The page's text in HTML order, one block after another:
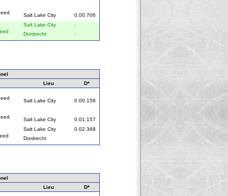
Salt Lake City
0.00.706
Salt Lake City
-
Dordrecht -
Lieu
D*
Salt Lake City 0.00.158
Salt Lake City
0.01.157
Salt Lake City
0.02.368
Dordrecht
Lieu
D*